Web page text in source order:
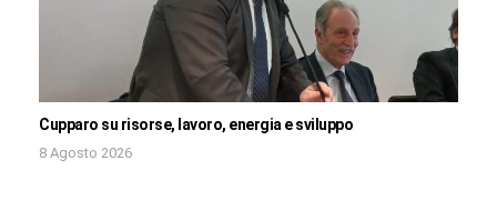
Cupparo su risorse, lavoro, energia e sviluppo
8 Agosto 2026